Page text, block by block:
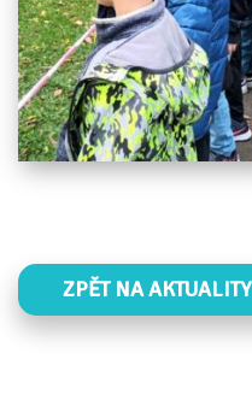
ZPĚT NA AKTUALITY